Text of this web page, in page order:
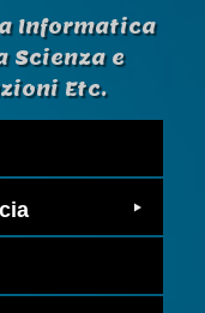
Informatica
Scienza e
Etc.